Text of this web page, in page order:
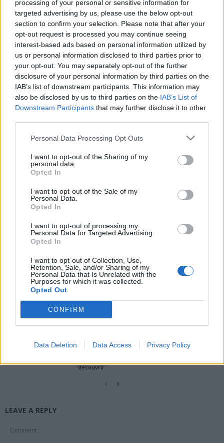
processing of your personal or sensitive information for
targeted advertising by us, please use the below opt-out
section to confirm your selection. Please note that after your
opt-out request is processed you may continue seeing
interest-based ads based on personal information utilized by
us or personal information disclosed to third parties prior to
your opt-out. You may separately opt-out of the further
disclosure of your personal information by third parties on the
IAB’s list of downstream participants. This information may
also be disclosed by us to third parties on the IAB’s List of
Downstream Participants that may further disclose it to other
Personal Data Processing Opt Outs
I want to opt-out of the Sharing of my
personal data.
Opted In
I want to opt-out of the Sale of my
Personal Data.
Opted In
I want to opt-out of processing my
Personal Data for Targeted Advertising.
Opted In
I want to opt-out of Collection, Use,
Retention, Sale, and/or Sharing of my
Personal Data that Is Unrelated with the
Purposes for which it was collected.
Opted Out
CONFIRM
Data Deletion Data Access Privacy Policy
Attention toutefois si vous prenez des anticoagulants ou des
antiviraux, si vous avez des troubles de la coagulation, ou si vous
êtes enceinte ou allaitante. La prudence est de mise durant ces
périodes.
Notre experte :
Carole Minker, docteure en pharmacie et en
pharmacognosie, auteure du
Guide des plantes sauvages
: découvrez les clés
durable
60 ans : la vérité révélée
RELATED ARTICLES MORE FROM AUTHOR
Sieste après 65 ans : la
clé pour préserver votre
Ménopause et
problèmes urinaires : le
découvrir
Ménopause précoce : le
risque accru
LEAVE A REPLY